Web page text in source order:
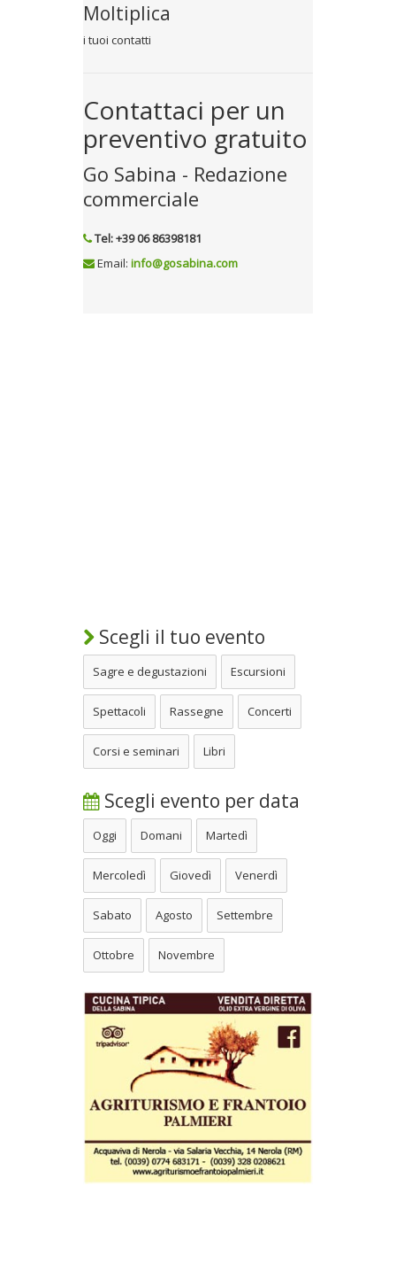
Moltiplica
i tuoi contatti
Contattaci per un
preventivo gratuito
Go Sabina - Redazione
commerciale
Tel: +39 06 86398181
Email: info@gosabina.com
Scegli il tuo evento
Sagre e degustazioni Escursioni
Spettacoli Rassegne Concerti
Corsi e seminari Libri
Scegli evento per data
Oggi Domani Martedì
Mercoledì Giovedì Venerdì
Sabato Agosto Settembre
Ottobre Novembre